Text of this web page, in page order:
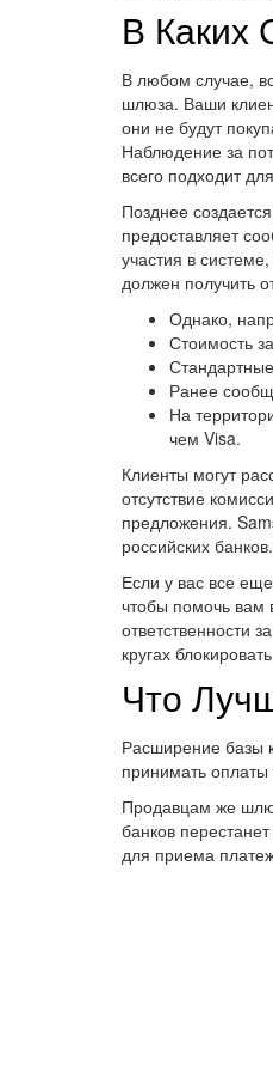
В Каких
В любом случае,
шлюза. Ваши
они не будут
Наблюдение за
всего подходит
Позднее
предоставляет
участия в
должен получить
Однако,
Стоимость
Ранее
На
чем Visa.
Клиенты могут
отсутствие
предложения.
российских банков.
Если у вас все
чтобы помочь вам
ответственности
кругах
Что
Расширение базы
принимать оплаты
Продавцам же
банков
для приема